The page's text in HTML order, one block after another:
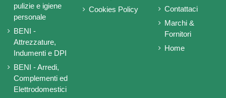
pulizie e igiene
personale
BENI -
Attrezzature,
Indumenti e DPI
BENI - Arredi,
Complementi ed
Elettrodomestici
Cookies Policy
Contattaci
Marchi &
Fornitori
Home